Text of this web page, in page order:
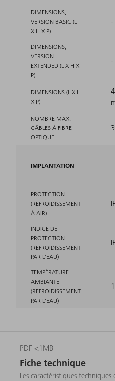
DIMENSIONS,
VERSION BASIC (L
X H X P)
-
DIMENSIONS,
VERSION
EXTENDED (L X H X
P)
-
DIMENSIONS (L X H
X P)
NOMBRE MAX.
CÂBLES À FIBRE
OPTIQUE
3
IMPLANTATION
PROTECTION
(REFROIDISSEMENT
À AIR)
INDICE DE
PROTECTION
(REFROIDISSEMENT
PAR L'EAU)
TEMPÉRATURE
AMBIANTE
(REFROIDISSEMENT
PAR L'EAU)
PDF <1MB
Fiche technique
Les caractéristiques techniques